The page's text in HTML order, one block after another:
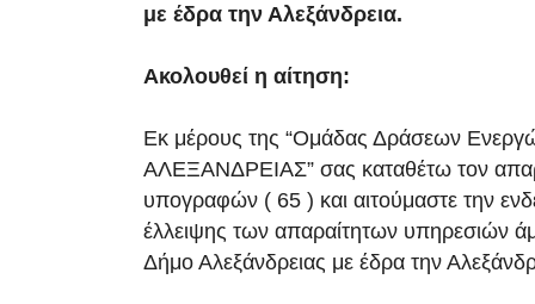
με έδρα την Αλεξάνδρεια.
Ακολουθεί η αίτηση:
Εκ μέρους της “Ομάδας Δράσεων
ΑΛΕΞΑΝΔΡΕΙΑΣ” σας καταθέτω τον
υπογραφών ( 65 ) και αιτούμαστε την
έλλειψης των απαραίτητων υπηρεσιών
Δήμο Αλεξάνδρειας με έδρα την